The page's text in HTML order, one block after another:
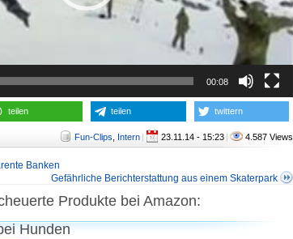
00:08
teilen teilen twittern
Fun-Clips Intern 23.11.14 - 15:23 4.587 Views
Banken
Gefährliche Berichterstattung aus einem Skaterpark
Produkte bei Amazon:
Hunden